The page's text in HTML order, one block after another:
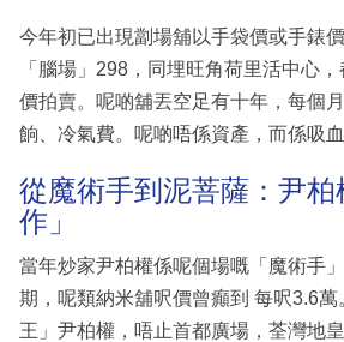
今年初已出現劏場舖以手袋價或手錶
「腦場」298，同埋旺角荷里活中心
價拍賣。呢啲舖丟空足有十年，每個
餉、冷氣費。呢啲唔係資產，而係吸血
從魔術手到泥菩薩：尹
作」
當年炒家尹柏權係呢個場嘅「魔術手
期，呢類納米舖呎價曾癲到 每呎3.6
王」尹柏權，唔止首都廣場，荃灣地